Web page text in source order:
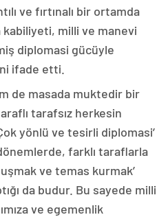
ve fırtınalı bir ortamda
milli ve manevi
diplomasi gücüyle
ifade etti.
de masada muktedir bir
tarafsız herkesin
yönlü ve tesirli diplomasi’
farklı taraflarla
ve temas kurmak’
da budur. Bu sayede milli
ve egemenlik